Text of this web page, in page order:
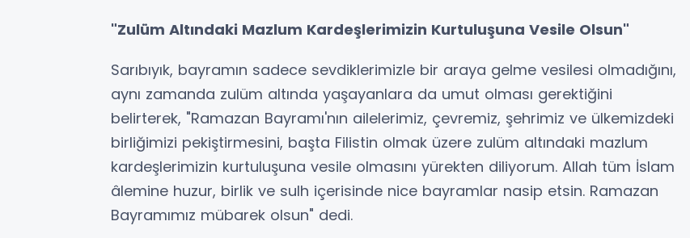
"Zulüm Altındaki Mazlum Kardeşlerimizin Kurtuluşuna Vesile Olsun"
Sarıbıyık, bayramın sadece sevdiklerimizle bir araya gelme vesilesi olmadığını,
aynı zamanda zulüm altında yaşayanlara da umut olması gerektiğini
belirterek, "Ramazan Bayramı'nın ailelerimiz, çevremiz, şehrimiz ve ülkemizdeki
birliğimizi pekiştirmesini, başta Filistin olmak üzere zulüm altındaki mazlum
kardeşlerimizin kurtuluşuna vesile olmasını yürekten diliyorum. Allah tüm İslam
âlemine huzur, birlik ve sulh içerisinde nice bayramlar nasip etsin. Ramazan
Bayramımız mübarek olsun" dedi.